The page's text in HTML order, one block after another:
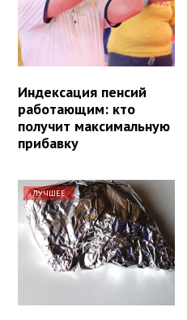
Индексация пенсий
работающим: кто
получит максимальную
прибавку
ЛУЧШЕЕ